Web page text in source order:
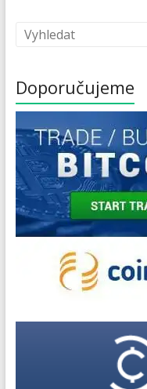
Doporučujeme